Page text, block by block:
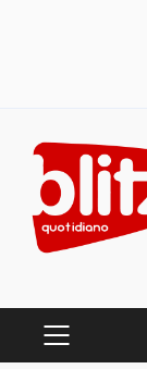
content
PRIMARY